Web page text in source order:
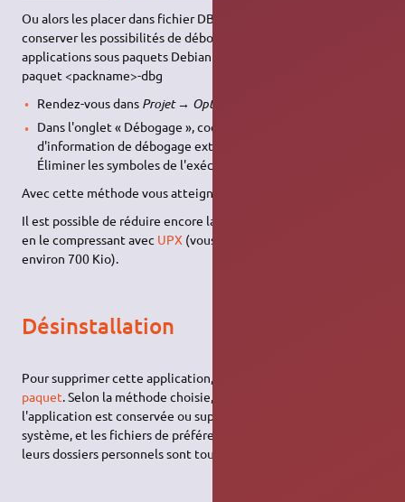
Ou alors les placer dans fichier DBG externe ce qui permet de
conserver les possibilités de débogages. Généralement dans les
applications sous paquets Debian ceux ci sont inclus dans le
paquet <packname>-dbg
Rendez-vous dans Projet → Options du compilateur
Dans l'onglet « Débogage », cochez « Utiliser un fichier
d'information de débogage externe pour "gdb" (-Xg) » et «
Éliminer les symboles de l'exécutable (-Xs) ».
Avec cette méthode vous atteignez 5,5Mio
Il est possible de réduire encore la taille de votre exécutable
en le compressant avec UPX (vous devriez alors atteindre
environ 700 Kio).
Désinstallation
Pour supprimer cette application, il suffit de
paquet . Selon la méthode choisie, la configuration globale de
l'application est conservée ou supprimée. Les journaux du
système, et les fichiers de préférence des utilisateurs dans
leurs dossiers personnels sont toujours conservés.